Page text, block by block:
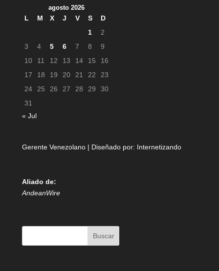
agosto 2026
L M X J V S
D
1
2
3
4 5 6 7 8
9
10
11 12 13 14 15
16
17
18 19 20 21 22
23
24
25 26 27 28 29
30
31
« Jul
Gerente Venezolano | Diseñado por: Internetizando
Aliado de:
AndeanWire